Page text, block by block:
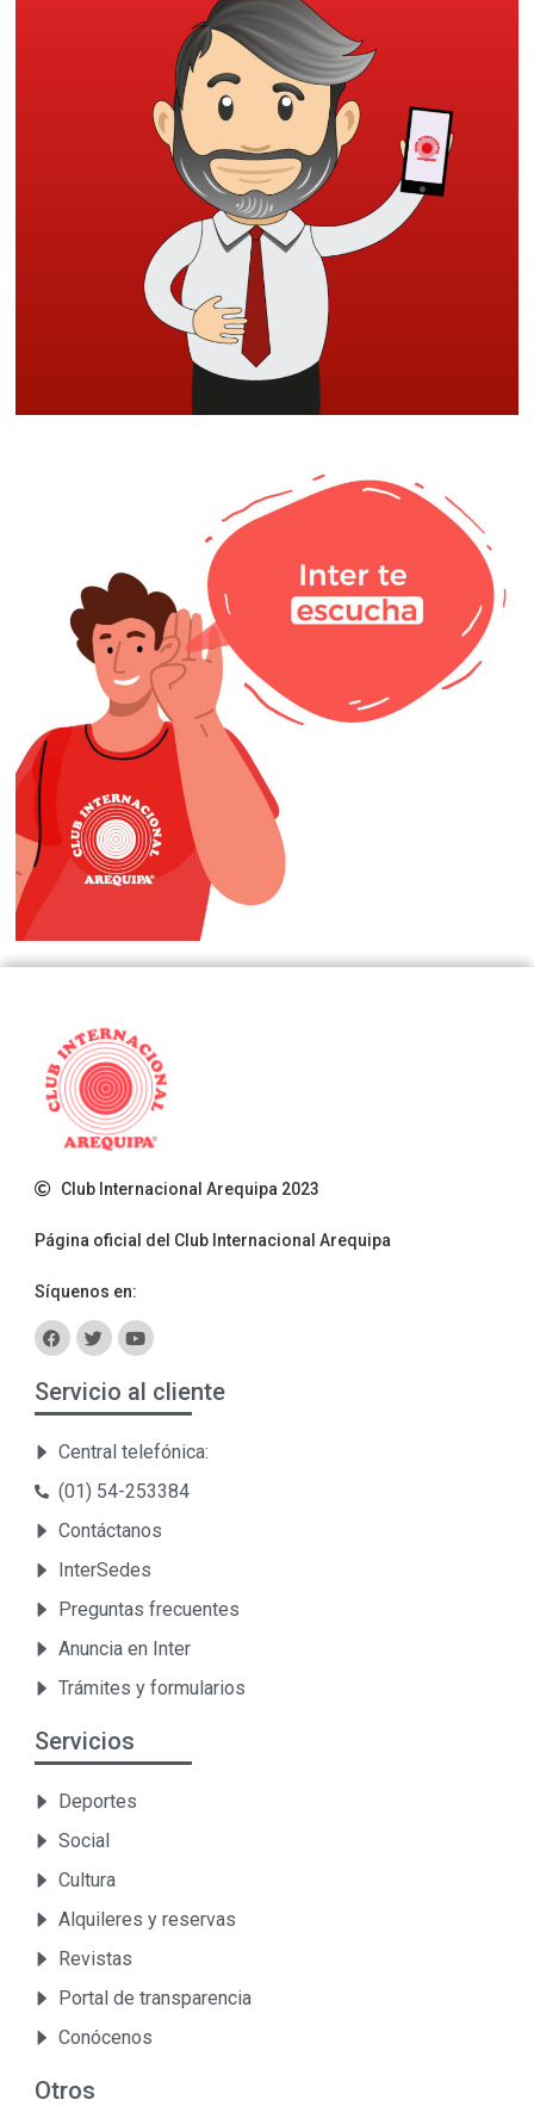
Club Internacional Arequipa 2023
Página oficial del Club Internacional Arequipa
Síquenos en:
Servicio al cliente
Central telefónica:
(01) 54-253384
Contáctanos
InterSedes
Preguntas frecuentes
Anuncia en Inter
Trámites y formularios
Servicios
Deportes
Social
Cultura
Alquileres y reservas
Revistas
Portal de transparencia
Conócenos
Otros